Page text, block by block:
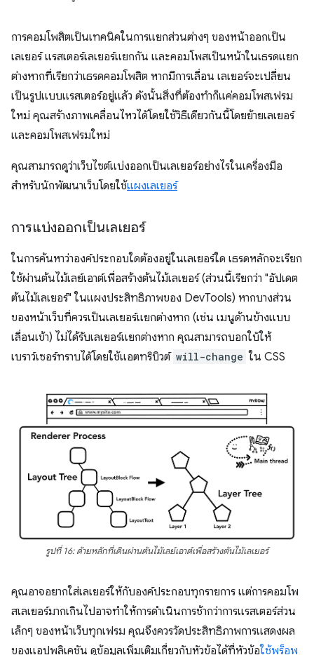
การคอมโพสิตเป็นเทคนิคในการแยกส่วนต่างๆ ของหน้าออกเป็น
เลเยอร์ แรสเตอร์เลเยอร์แยกกัน และคอมโพสเป็นหน้าในเธรดแยก
ต่างหากที่เรียกว่าเธรดคอมโพสิต หากมีการเลื่อน เลเยอร์จะเปลี่ยน
เป็นรูปแบบแรสเตอร์อยู่แล้ว ดังนั้นสิ่งที่ต้องทำก็แค่คอมโพสเฟรม
ใหม่ คุณสร้างภาพเคลื่อนไหวได้โดยใช้วิธีเดียวกันนี้โดยย้ายเลเยอร์
และคอมโพสเฟรมใหม่
คุณสามารถดูว่าเว็บไซต์แบ่งออกเป็นเลเยอร์อย่างไรในเครื่องมือ
สำหรับนักพัฒนาเว็บโดยใช้แผงเลเยอร์
การแบ่งออกเป็นเลเยอร์
ในการค้นหาว่าองค์ประกอบใดต้องอยู่ในเลเยอร์ใด เธรดหลักจะเรียก
ใช้ผ่านต้นไม้เลย์เอาต์เพื่อสร้างต้นไม้เลเยอร์ (ส่วนนี้เรียกว่า "อัปเดต
ต้นไม้เลเยอร์" ในแผงประสิทธิภาพของ DevTools) หากบางส่วน
ของหน้าเว็บที่ควรเป็นเลเยอร์แยกต่างหาก (เช่น เมนูด้านข้างแบบ
เลื่อนเข้า) ไม่ได้รับเลเยอร์แยกต่างหาก คุณสามารถบอกใบ้ให้
เบราว์เซอร์ทราบได้โดยใช้แอตทริบิวต์ will-change ใน CSS
รูปที่ 16: ด้ายหลักที่เดินผ่านต้นไม้เลย์เอาต์เพื่อสร้างต้นไม้เลเยอร์
คุณอาจอยากใส่เลเยอร์ให้กับองค์ประกอบทุกรายการ แต่การคอมโพ
สเลเยอร์มากเกินไปอาจทําให้การดำเนินการช้ากว่าการแรสเตอร์ส่วน
เล็กๆ ของหน้าเว็บทุกเฟรม คุณจึงควรวัดประสิทธิภาพการแสดงผล
ของแอปพลิเคชัน ดูข้อมูลเพิ่มเติมเกี่ยวกับหัวข้อได้ที่หัวข้อใช้พร็อพ